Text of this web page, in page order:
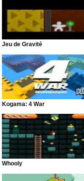
Jeu de Gravité
Kogama: 4 War
Whooly